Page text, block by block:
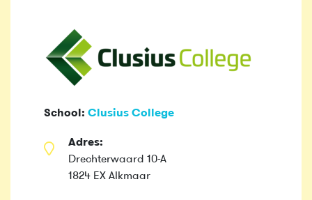
School: Clusius College
Adres:
Drechterwaard 10-A
1824 EX Alkmaar